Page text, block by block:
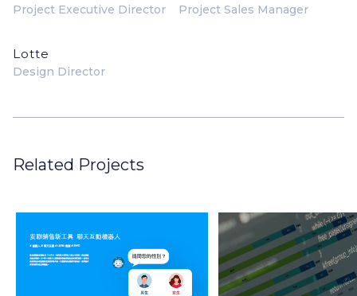
Project Executive Director Project Sales Manager
Lotte
Design Director
Related Projects